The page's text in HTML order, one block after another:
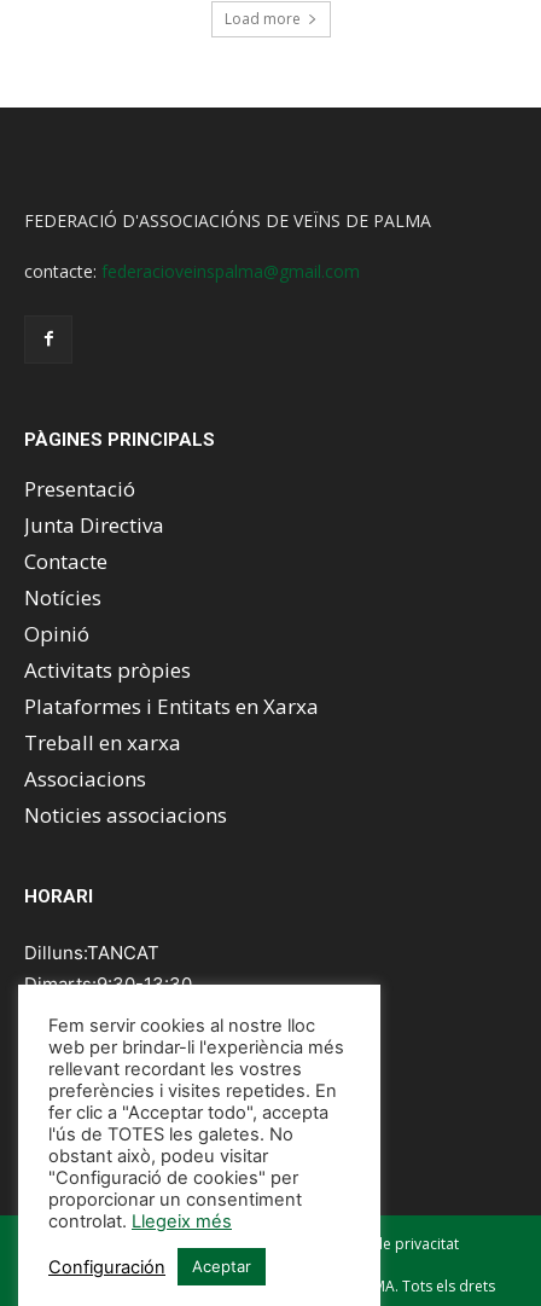
Load more
FEDERACIÓ D'ASSOCIACIÓNS DE VEÏNS DE PALMA
contacte: federacioveinspalma@gmail.com
PÀGINES PRINCIPALS
Presentació
Junta Directiva
Contacte
Notícies
Opinió
Activitats pròpies
Plataformes i Entitats en Xarxa
Treball en xarxa
Associacions
Noticies associacions
HORARI
Dilluns:TANCAT
Dimarts:9:30-13:30
Dimecres:9:30-13:30
Dijous:9:30-13:30
Divendres:9:30-13:30
Dissabte:TANCAT
Diumenge:TANCAT
Política de cookies Política de privacitat
© FEDERACIÓ D'ASSOCIACIÓNS DE VEÏNS DE PALMA. Tots els drets
Fem servir cookies al nostre lloc
web per brindar-li l'experiència més
rellevant recordant les vostres
preferències i visites repetides. En
fer clic a "Acceptar todo", accepta
l'ús de TOTES les galetes. No
obstant això, podeu visitar
"Configuració de cookies" per
proporcionar un consentiment
controlat. Llegeix més
Configuración Aceptar